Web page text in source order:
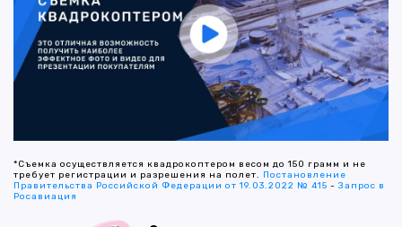
*Съемка осуществляется квадрокоптером весом до 150 грамм и не
требует регистрации и разрешения на полет. Постановление
Правительства Российской Федерации от 19.03.2022 № 415 -Запрос в
Росавиация